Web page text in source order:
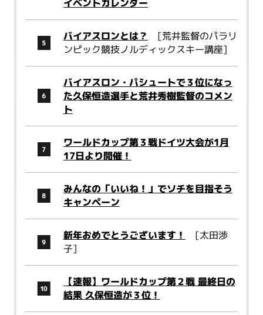
イベントカレンダー
バイアスロンとは？ [荒井監督のパラリ
ンピック競技ノルディックスキー講座]
バイアスロン・パシュートで３位になっ
た久保恒造選手と荒井秀樹監督のコメン
ト
ワールドカップ第３戦ドイツ大会が1月
17日より開催！
みんなの「いいね！」でソチを目指そう
キャンペーン
新年おめでとうございます！ [太田渉
子]
【速報】ワールドカップ第２戦 最終日の
結果 久保恒造が３位！